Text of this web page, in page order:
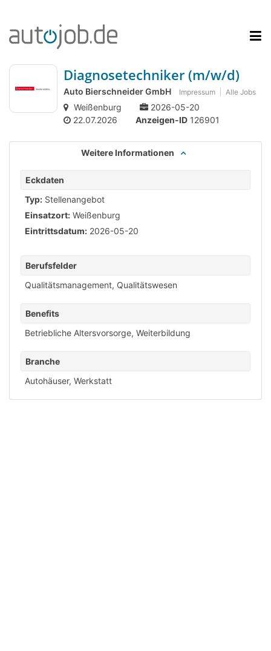
Diagnosetechniker (m/w/d)
Auto Bierschneider GmbH Impressum Alle Jobs
Weißenburg
2026-05-20
22.07.2026
Anzeigen-ID 126901
Weitere Informationen
Eckdaten
Typ: Stellenangebot
Einsatzort: Weißenburg
Eintrittsdatum: 2026-05-20
Berufsfelder
Qualitätsmanagement, Qualitätswesen
Benefits
Betriebliche Altersvorsorge, Weiterbildung
Branche
Autohäuser, Werkstatt